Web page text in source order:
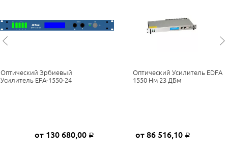
Оптический Эрбиевый
Усилитель EFA-1550-24
от 130 680,00 Р
Оптический Усилитель EDFA
1550 Нм 23 ДБм
от 86 516,10 Р